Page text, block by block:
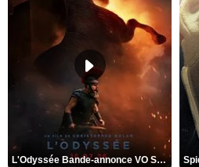
L'Odyssée Bande-annonce VO STFR